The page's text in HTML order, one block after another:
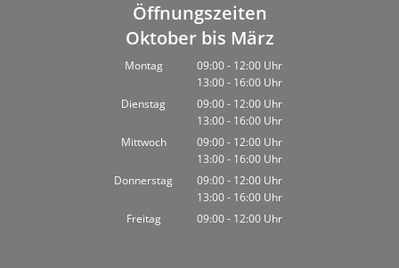
Öffnungszeiten
Oktober bis März
Montag 09:00- 12:00 Uhr
Von 09:00 bis 12:00 Uhr
13:00- 16:00 Uhr
Von 13:00 bis 16:00 Uhr
Dienstag 09:00- 12:00 Uhr
Von 09:00 bis 12:00 Uhr
13:00- 16:00 Uhr
Von 13:00 bis 16:00 Uhr
Mittwoch 09:00- 12:00 Uhr
Von 09:00 bis 12:00 Uhr
13:00- 16:00 Uhr
Von 13:00 bis 16:00 Uhr
Donnerstag 09:00- 12:00 Uhr
Von 09:00 bis 12:00 Uhr
13:00- 16:00 Uhr
Von 13:00 bis 16:00 Uhr
Freitag 09:00- 12:00 Uhr